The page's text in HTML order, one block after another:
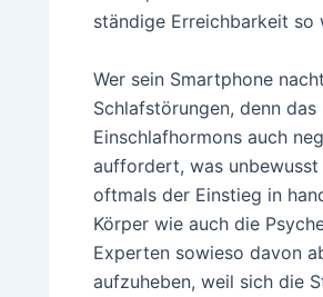
ständige Erreichbarkeit so
Wer sein Smartphone
Schlafstörungen, denn
Einschlafhormons auch
auffordert, was
oftmals der Einstieg in
Körper wie auch die
Experten sowieso davon
aufzuheben, weil sich die